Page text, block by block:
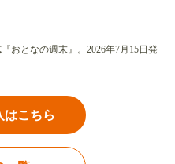
おとなの週末』。2026年7月15日発
はこちら